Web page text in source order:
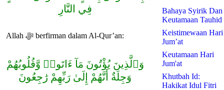
فِي النَّارِ
Allah ﷻ berfirman dalam Al-Qur’an:
وَٱلَّذِينَ يُؤْتُونَ مَآ ءَاتَوا۟ وَّقُلُوبُهُمْ
وَجِلَةٌ أَنَّهُمْ إِلَىٰ رَبِّهِمْ رَٰجِعُونَ
Bahaya Syirik Dan
Keutamaan Tauhid
Keistimewaan Hari
Jum’at
Keutamaan Hari
Jum'at
Khutbah Id:
Hakikat Idul Fitri